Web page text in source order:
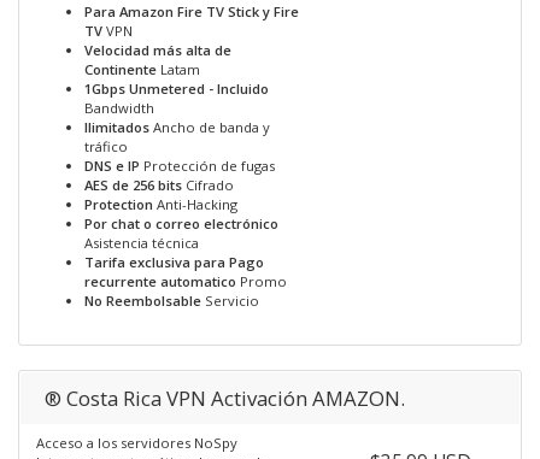
Para Amazon Fire TV Stick y Fire
TV VPN
Velocidad más alta de
Continente Latam
1Gbps Unmetered - Incluido
Bandwidth
Ilimitados Ancho de banda y
tráfico
DNS e IP Protección de fugas
AES de 256 bits Cifrado
Protection Anti-Hacking
Por chat o correo electrónico
Asistencia técnica
Tarifa exclusiva para Pago
recurrente automatico Promo
No Reembolsable Servicio
® Costa Rica VPN Activación AMAZON.
Acceso a los servidores NoSpy